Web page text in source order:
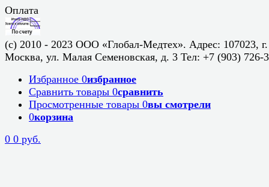
Оплата
(c) 2010 - 2023 ООО «Глобал-Медтех». Адрес: 107023, г.
Москва, ул. Малая Семеновская, д. 3 Тел: +7 (903) 726-
Избранное 0избранное
Сравнить товары 0сравнить
Просмотренные товары 0вы смотрели
0корзина
0 0 руб.